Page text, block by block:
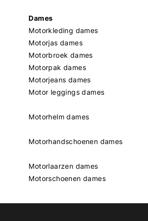
Dames
Motorkleding dames
Motorjas dames
Motorbroek dames
Motorpak dames
Motorjeans dames
Motor leggings dames
Motorhelm dames
Motorhandschoenen dames
Motorlaarzen dames
Motorschoenen dames